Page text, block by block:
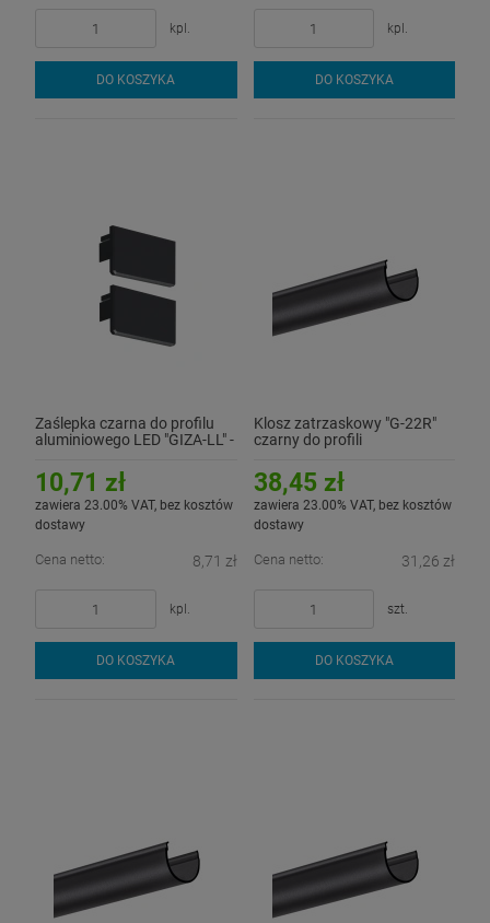
kpl.
DO KOSZYKA
kpl.
DO KOSZYKA
Zaślepka czarna do profilu
aluminiowego LED "GIZA-LL" -
10,71 zł
zawiera 23.00% VAT, bez kosztów
dostawy
Cena netto: 8,71 zł
kpl.
DO KOSZYKA
Klosz zatrzaskowy "G-22R"
czarny do profili
38,45 zł
zawiera 23.00% VAT, bez kosztów
dostawy
Cena netto: 31,26 zł
szt.
DO KOSZYKA